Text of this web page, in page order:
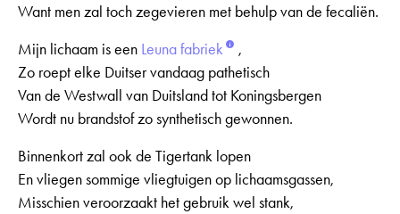
Want men zal toch zegevieren met behulp van de fecaliën.
Mijn lichaam is een Leuna fabriek
,
Zo roept elke Duitser vandaag pathetisch
Van de Westwall van Duitsland tot Koningsbergen
Wordt nu brandstof zo synthetisch gewonnen.
Binnenkort zal ook de Tigertank lopen
En vliegen sommige vliegtuigen op lichaamsgassen,
Misschien veroorzaakt het gebruik wel stank,